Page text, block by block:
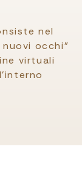
nel
occhi”
virtuali